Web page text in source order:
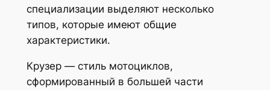
специализации выделяют несколько
типов, которые имеют общие
характеристики.
Крузер — стиль мотоциклов,
сформированный в большей части